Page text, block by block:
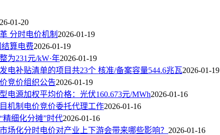
01-20
分时电价机制 2026-01-19
算电费2026-01-19
为231元/kW·年2026-01-19
电补贴清单的项目共23个 核准/备案容量544.6兆瓦2026-01-19
竞价组织公告2026-01-19
电源加权平均价格：光伏160.673元/MWh2026-01-16
机制电价竞价委托代理工作2026-01-16
精细化分摊”时代2026-01-16
场化分时电价对产业上下游会带来哪些影响？ 2026-01-16